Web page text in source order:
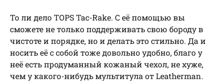
То ли дело TOPS Tac-Rake. С её помощью вы
сможете не только поддерживать свою бороду в
чистоте и порядке, но и делать это стильно. Да и
носить её с собой тоже довольно удобно, благо у
неё есть продуманный кожаный чехол, не хуже,
чем у какого-нибудь мультитула от Leatherman.